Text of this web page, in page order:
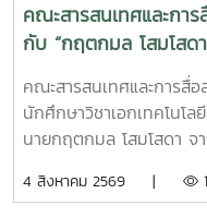
คณะสารสนเทศและกา
กับ “กฤตกมล โสมโสด
PITCH: THAI STUDENT
คณะสารสนเทศและการสื่
นักศึกษาวิชาเอกเทคโนโ
นายกฤตกมล โสมโสดา จ
ทีม เข้าร่วมโครงการ
4 สิงหาคม 2569 |